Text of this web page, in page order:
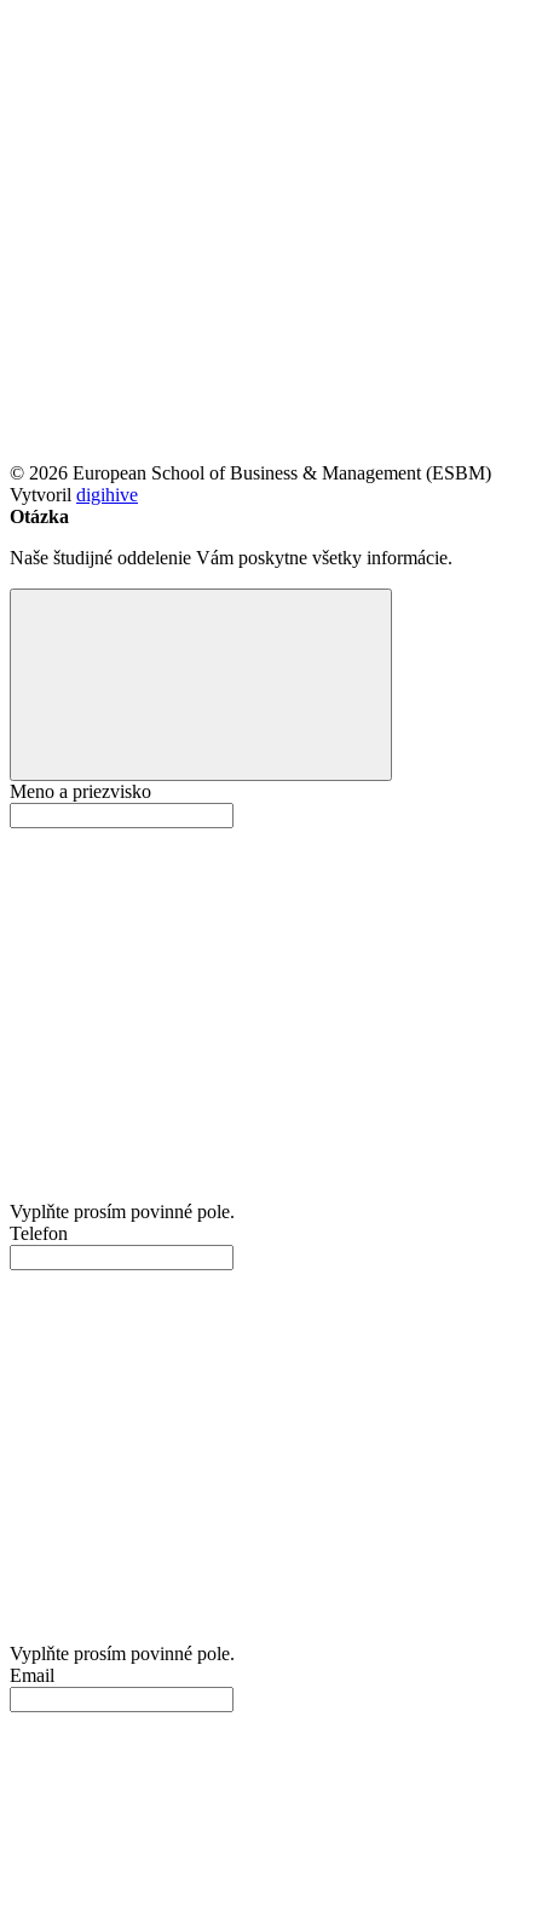
© 2026 European School of Business & Management (ESBM)
Vytvoril digihive
Otázka
Naše študijné oddelenie Vám poskytne všetky informácie.
Meno a priezvisko
Vyplňte prosím povinné pole.
Telefon
Vyplňte prosím povinné pole.
Email